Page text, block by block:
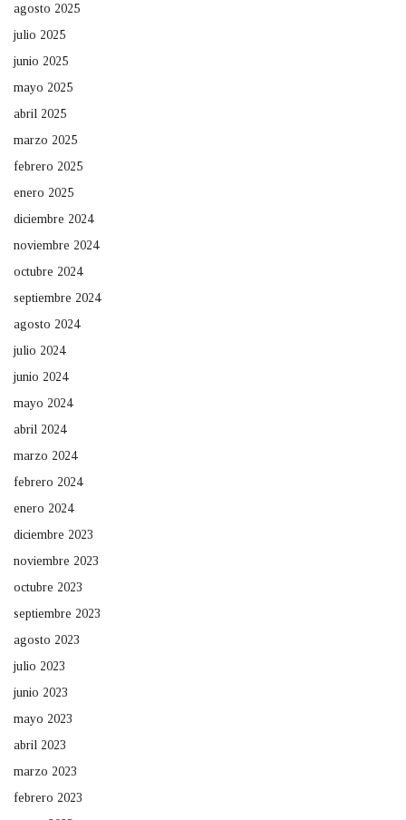
agosto 2025
julio 2025
junio 2025
mayo 2025
abril 2025
marzo 2025
febrero 2025
enero 2025
diciembre 2024
noviembre 2024
octubre 2024
septiembre 2024
agosto 2024
julio 2024
junio 2024
mayo 2024
abril 2024
marzo 2024
febrero 2024
enero 2024
diciembre 2023
noviembre 2023
octubre 2023
septiembre 2023
agosto 2023
julio 2023
junio 2023
mayo 2023
abril 2023
marzo 2023
febrero 2023